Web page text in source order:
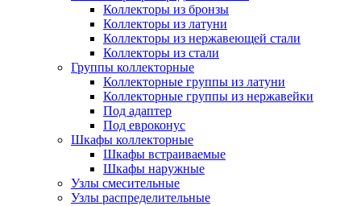
Коллекторы из бронзы
Коллекторы из латуни
Коллекторы из нержавеющей стали
Коллекторы из стали
Группы коллекторные
Коллекторные группы из латуни
Коллекторные группы из нержавейки
Под адаптер
Под евроконус
Шкафы коллекторные
Шкафы встраиваемые
Шкафы наружные
Узлы смесительные
Узлы распределительные